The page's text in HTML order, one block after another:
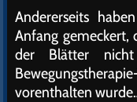
Andererseits
Anfang gemeckert,
der Blätter
vorenthalten